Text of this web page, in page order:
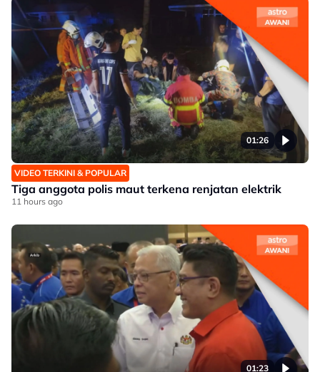
01:26
VIDEO TERKINI & POPULAR
Tiga anggota polis maut terkena renjatan elektrik
11 hours ago
01:23